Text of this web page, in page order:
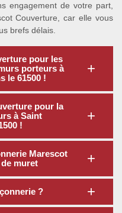
engagement de votre part,
Couverture, car elle vous
brefs délais.
pour les
porteurs à
le 61500 !
pour la
à Saint
!
Marescot
muret
?